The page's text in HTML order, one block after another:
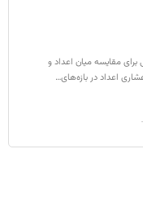
مقایسه میان اعداد و
اعداد در بازه‌های…